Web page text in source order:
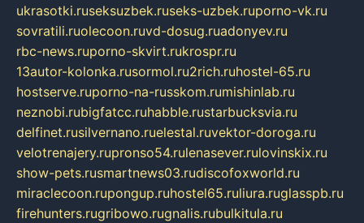
ukrasotki.ruseksuzbek.ruseks-uzbek.ruporno-vk.ru
sovratili.ruolecoon.ruvd-dosug.ruadonyev.ru
rbc-news.ruporno-skvirt.rukrospr.ru
13autor-kolonka.rusormol.ru2rich.ruhostel-65.ru
hostserve.ruporno-na-russkom.rumishinlab.ru
neznobi.rubigfatcc.ruhabble.rustarbucksvia.ru
delfinet.rusilvernano.ruelestal.ruvektor-doroga.ru
velotrenajery.rupronso54.rulenasever.rulovinskix.ru
show-pets.rusmartnews03.rudiscofoxworld.ru
miraclecoon.rupongup.ruhostel65.ruliura.ruglasspb.ru
firehunters.rugribowo.rugnalis.rubulkitula.ru